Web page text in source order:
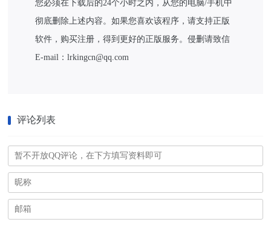
您必须在下载后的24个小时之内，从您的电脑/手机中
彻底删除上述内容。如果您喜欢该程序，请支持正版
软件，购买注册，得到更好的正版服务。侵删请致信
E-mail：lrkingcn@qq.com
评论列表